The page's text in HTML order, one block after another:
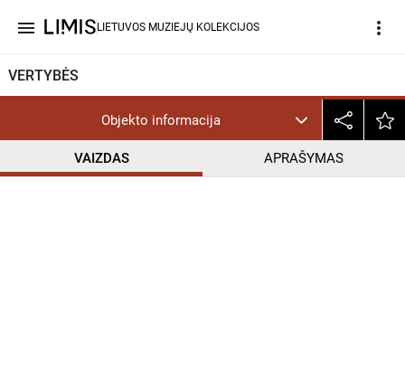
menu LIETUVOS MUZIEJŲ KOLEKCIJOS more_vert
VERTYBĖS
Objekto informacija
VAIZDAS APRAŠYMAS